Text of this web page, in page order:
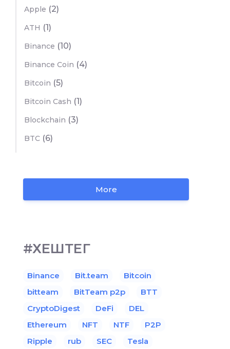
Apple (2)
ATH (1)
Binance (10)
Binance Coin (4)
Bitcoin (5)
Bitcoin Cash (1)
Blockchain (3)
BTC (6)
More
#ХЕШТЕГ
Binance Bit.team
Bitcoin
bitteam
BitTeam p2p
BTT
CryptoDigest
DeFi
DEL
Ethereum
NFT NTF
P2P
Ripple
rub SEC
Tesla